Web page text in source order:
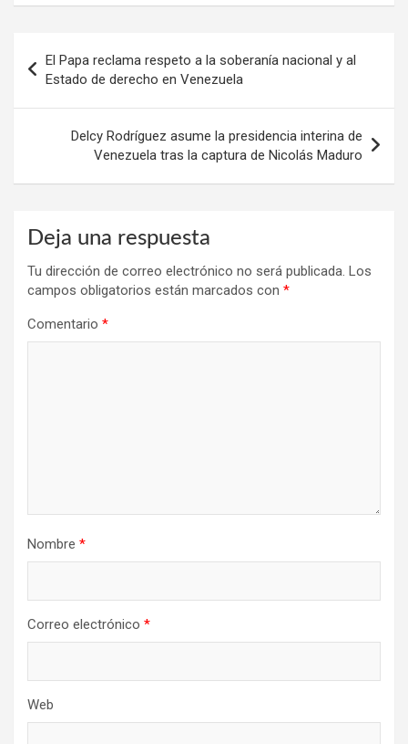
de
entradas
El Papa reclama respeto a la soberanía nacional y al
Estado de derecho en Venezuela
Delcy Rodríguez asume la presidencia interina de
Venezuela tras la captura de Nicolás Maduro
Deja una respuesta
Tu dirección de correo electrónico no será publicada. Los
campos obligatorios están marcados con *
Comentario *
Nombre *
Correo electrónico *
Web